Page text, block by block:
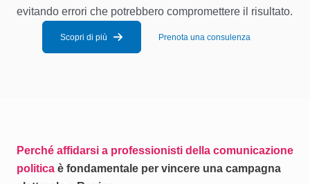
evitando errori che potrebbero compromettere il risultato.
Scopri di più Prenota una consulenza
Perché affidarsi a professionisti della comunicazione
politica è fondamentale per vincere una campagna